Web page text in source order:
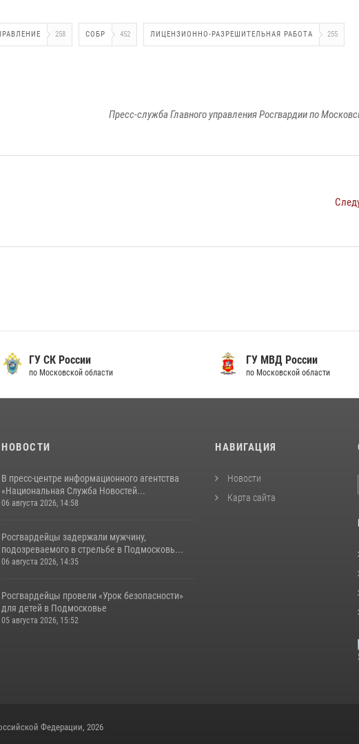
258 СОБР 452 ЛИЦЕНЗИОННО-РАЗРЕШИТЕЛЬНАЯ РАБОТА 255
Пресс-служба Главного управления Росгвардии по
ГУ СК России
по Московской области
ГУ МВД России
по Московской области
НОВОСТИ
В пресс-центре информационного агентства
«Национальная Служба Новостей...
06 августа 2026, 14:58
Росгвардейцы задержали мужчину,
подозреваемого в стрельбе в Подмосковь...
06 августа 2026, 14:35
Росгвардейцы провели «Урок безопасности»
для детей в Подмосковье
05 августа 2026, 15:52
НАВИГАЦИЯ
Новости
Карта сайта
Федерации, 2026